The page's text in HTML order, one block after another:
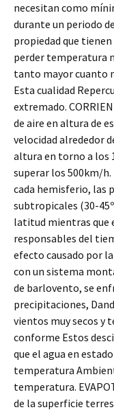
necesitan como
durante un periodo
propiedad que
perder temperatura
tanto mayor cuanto
Esta cualidad
extremado.
de aire en altura de
velocidad alrededor
altura en torno a los
superar los 500km/
cada hemisferio, las
subtropicales (30-
latitud mientras que
responsables del
efecto causado por
con un sistema
de barlovento, se
precipitaciones,
vientos muy secos y
conforme Estos
que el agua en
temperatura
temperatura.
de la superficie